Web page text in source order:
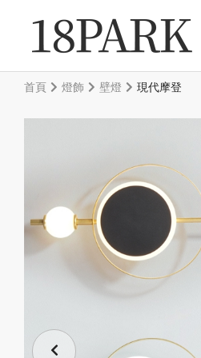
首頁 燈飾 壁燈 現代摩登